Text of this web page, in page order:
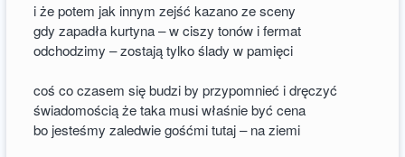
i że potem jak innym zejść kazano ze sceny
gdy zapadła kurtyna – w ciszy tonów i fermat
odchodzimy – zostają tylko ślady w pamięci
coś co czasem się budzi by przypomnieć i dręczyć
świadomością że taka musi właśnie być cena
bo jesteśmy zaledwie gośćmi tutaj – na ziemi